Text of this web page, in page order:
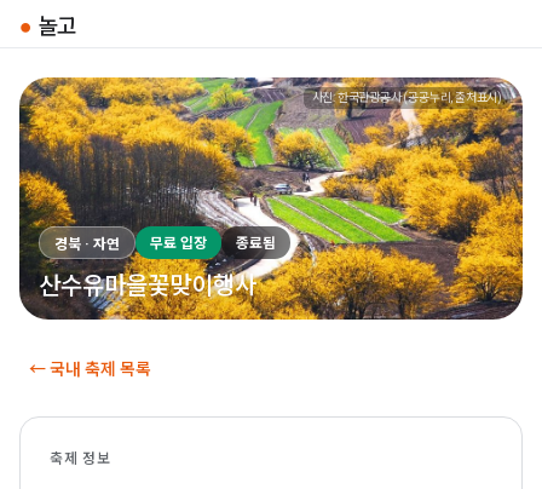
● 놀고
사진: 한국관광공사 (공공누리, 출처표시)
경북 · 자연 무료 입장 종료됨
산수유마을꽃맞이행사
← 국내 축제 목록
축제 정보